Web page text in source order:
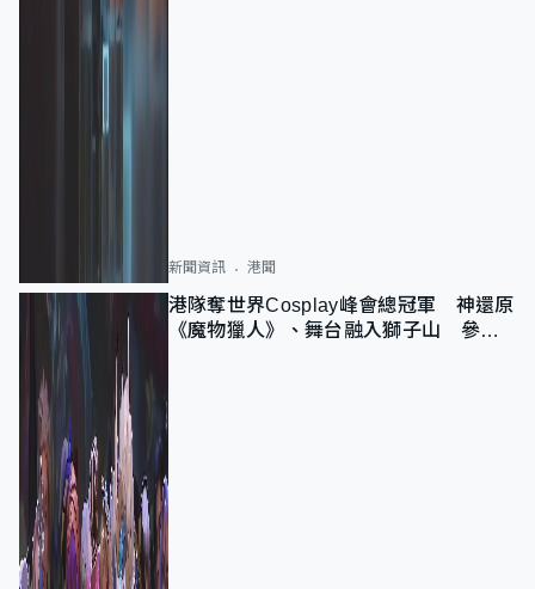
新聞資訊 港聞
港隊奪世界Cosplay峰會總冠軍 神還原
《魔物獵人》、舞台融入獅子山 參賽